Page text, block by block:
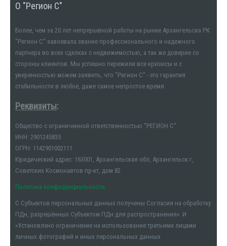
О "Регион С"
Более, чем за 20 лет непрерывной работы на рынке Архангельска РК
"Регион С" завоевала звание профессионального и надежного
партнера во всех сделках с недвижимостью, а так же доверие со
стороны клиентов. Мы успешно пережили все кризисы и с
уверенностью можем заявить, что "Регион С" - это гарантия
стабильности в любое, даже самое непростое время.
Реквизиты:
Общество с ограниченной ответственностью "РЕГИОН С"
ИНН: 2901245835
ОГРН: 1142901002111
Юридический адрес: 163001, Архангельская обл, Архангельск г,
Советских Космонавтов пр-кт, дом 82
Политика конфиденциальности
С Субъектов персональных данных получены Согласия на обработку
ПДн, разрешённых Субъектом ПДн для распространения». И
«Установлено ограничение на использование третьими лицами
личных фотографий и иных персональных данных